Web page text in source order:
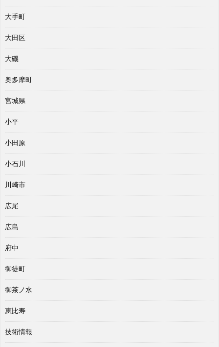
大手町
大田区
大磯
奥多摩町
宮城県
小平
小田原
小石川
川崎市
広尾
広島
府中
御徒町
御茶ノ水
恵比寿
技術情報